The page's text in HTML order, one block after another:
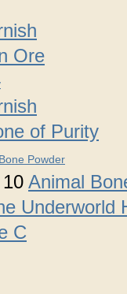
Ore
of Purity
Powder
Animal
Underworld
C